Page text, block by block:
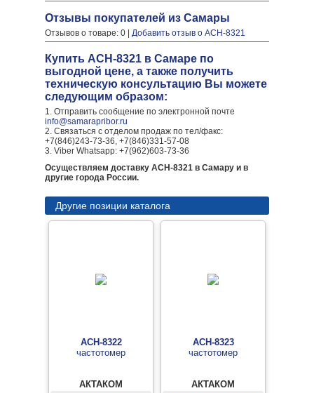
Отзывы покупателей из Самары
Отзывов о товаре: 0 | Добавить отзыв о АСН-8321
Купить АСН-8321 в Самаре по
выгодной цене, а также получить
техническую консультацию Вы можете
следующим образом:
1. Отправить сообщение по электронной почте
info@samarapribor.ru
2. Связаться с отделом продаж по тел/факс:
+7(846)243-73-36, +7(846)331-57-08
3. Viber Whatsapp: +7(962)603-73-36
Осуществляем доставку АСН-8321 в Самару и в
другие города России.
Другие позиции каталога
АСН-8322
частотомер
АКТАКОМ
АСН-8323
частотомер
АКТАКОМ